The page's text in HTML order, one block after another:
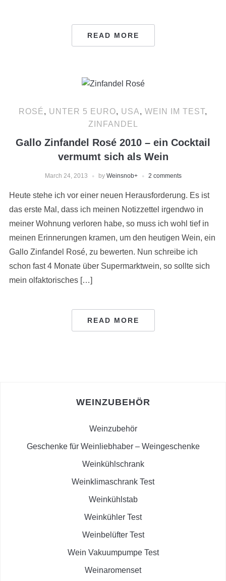
READ MORE
ROSÉ, UNTER 5 EURO, USA, WEIN IM TEST,
ZINFANDEL
Gallo Zinfandel Rosé 2010 – ein Cocktail
vermumt sich als Wein
March 24, 2013 by Weinsnob+ 2 comments
Heute stehe ich vor einer neuen Herausforderung. Es ist
das erste Mal, dass ich meinen Notizzettel irgendwo in
meiner Wohnung verloren habe, so muss ich wohl tief in
meinen Erinnerungen kramen, um den heutigen Wein, ein
Gallo Zinfandel Rosé, zu bewerten. Nun schreibe ich
schon fast 4 Monate über Supermarktwein, so sollte sich
mein olfaktorisches […]
READ MORE
WEINZUBEHÖR
Weinzubehör
Geschenke für Weinliebhaber – Weingeschenke
Weinkühlschrank
Weinklimaschrank Test
Weinkühlstab
Weinkühler Test
Weinbelüfter Test
Wein Vakuumpumpe Test
Weinaromenset